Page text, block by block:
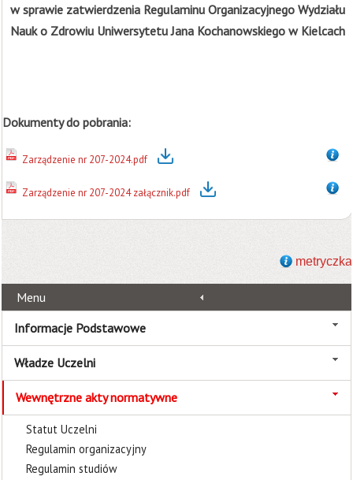
w sprawie zatwierdzenia Regulaminu Organizacyjnego Wydziału
Nauk o Zdrowiu Uniwersytetu Jana Kochanowskiego w Kielcach
Dokumenty do pobrania:
Zarządzenie nr 207-2024.pdf
Zarządzenie nr 207-2024 załącznik.pdf
metryczka
Menu
Informacje Podstawowe
Władze Uczelni
Wewnętrzne akty normatywne
Statut Uczelni
Regulamin organizacyjny
Regulamin studiów